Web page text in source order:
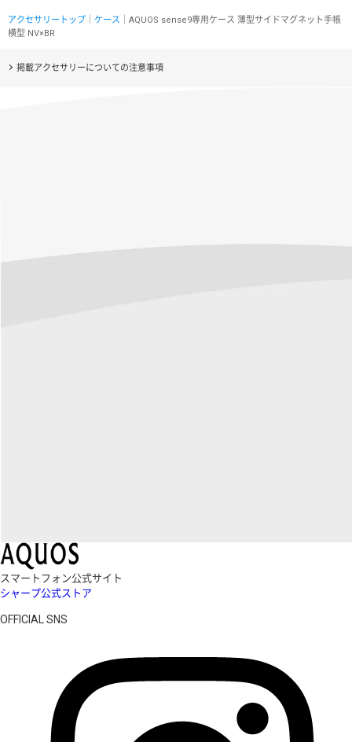
アクセサリートップ ケース ｜AQUOS sense9専用ケース 薄型サイドマグネット手帳
横型 NV×BR
掲載アクセサリーについての注意事項
スマートフォン公式サイト
シャープ公式ストア
OFFICIAL SNS